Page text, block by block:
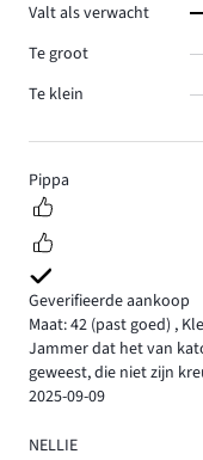
2
Pippa
Geverifieerde aankoop
Maat: 42 (past goed) ,
Jammer dat het van
geweest, die niet zijn
2025-09-09
5
NELLIE
Valt als verwacht
Te groot
Te klein